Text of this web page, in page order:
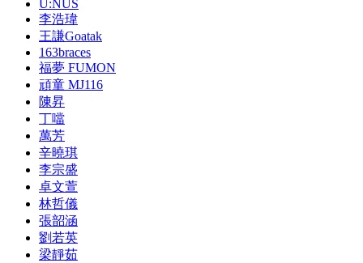
U:NUS
李浩瑋
王謙Goatak
163braces
福夢 FUMON
頑童 MJ116
陳昇
丁噹
萬芳
辛曉琪
李宗盛
卓文萱
林哲儀
張韶涵
劉若英
梁靜茹